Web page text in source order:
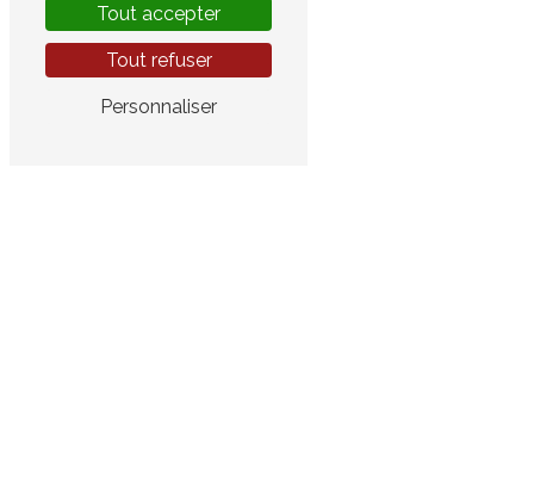
TÉLÉPHONE
Tout accepter
Tout refuser
Personnaliser